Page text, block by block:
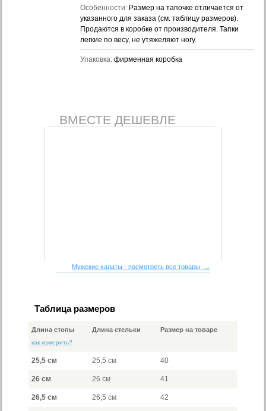
Особенности: Размер на тапочке отличается от
указанного для заказа (см. таблицу размеров).
Продаются в коробке от производителя. Тапки
легкие по весу, не утяжеляют ногу.
Упаковка: фирменная коробка
ВМЕСТЕ ДЕШЕВЛЕ
Мужские халаты - посмотреть все товары →
Таблица размеров
Длина стопы
как измерить?
Длина стельки Размер на товаре
25,5 см 25,5 см 40
26 см 26 см 41
26,5 см 26,5 см 42